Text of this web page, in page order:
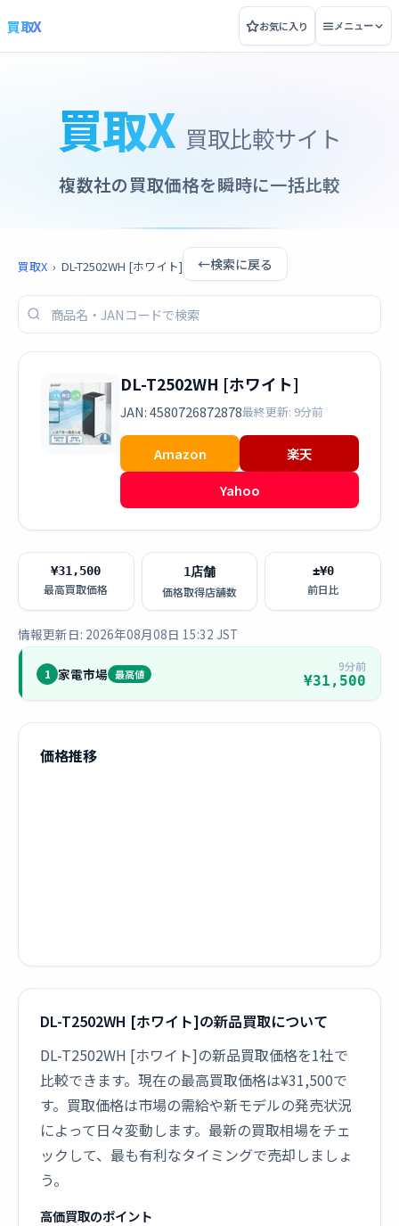
買取X お気に入り メニュー
買取X 買取比較サイト
複数社の買取価格を瞬時に一括比較
買取X › DL-T2502WH [ホワイト] ←検索に戻る
DL-T2502WH [ホワイト]
JAN: 4580726872878最終更新: 9分前
Amazon
楽天
Yahoo
¥31,500
最高買取価格
1店舗
価格取得店舗数
±¥0
前日比
情報更新日: 2026年08月08日 15:32 JST
1 家電市場 最高値
9分前
¥31,500
価格推移
DL-T2502WH [ホワイト]の新品買取について
DL-T2502WH [ホワイト]の新品買取価格を1社で
比較できます。現在の最高買取価格は¥31,500で
す。買取価格は市場の需給や新モデルの発売状況
によって日々変動します。最新の買取相場をチェ
ックして、最も有利なタイミングで売却しましょ
う。
高価買取のポイント